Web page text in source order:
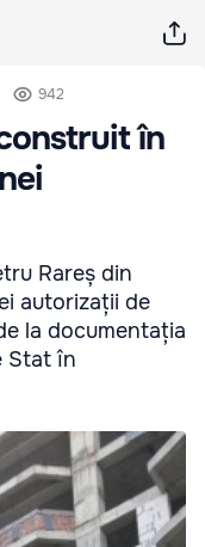
942
în
Rareș din
autorizații de
la documentația
Stat în